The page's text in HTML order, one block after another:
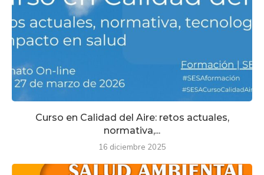
Curso en Calidad del Aire: retos actuales,
normativa,...
16 diciembre 2025